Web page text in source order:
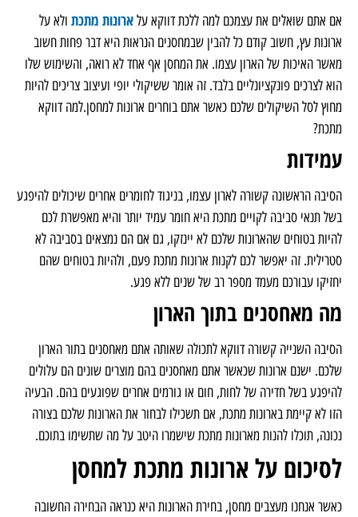
אם אתם שואלים את עצמכם למה ללכת דווקא עלארונות מתכת ולא על
ארונות עץ, חשוב קודם כל להבין שבמחסנים הנראות היא דבר פחות חשוב
מאשר האיכות של הארון עצמו. את המחסן אף אחד לא רואה, והשימוש שלו
הוא לצרכים פונקציונליים בלבד. זה אומר ששיקולי יופי ועיצוב צריכים להיות
מחוץ לסל השיקולים שלכם כאשר אתם בוחרים ארונות למחסן.למה דווקא
מתכת?
עמידות
הסיבה הראשונה קשורה לארון עצמו, בניגוד לחומרים אחרים שיכולים להיפגע
בשל תנאי סביבה לקויים מתכת היא חומר עמיד יותר והיא מאפשרת לכם
להיות בטוחים שהארונות שלכם לא יינזקו, גם אם הם נמצאים בסביבה לא
סטרילית. זה יאפשר לכם לקנות ארונות מתכת פעם, ולהיות בטוחים שהם
יחזיקו עבורכם מעמד מספר רב של שנים ללא פגע.
מה מאחסנים בתוך הארון
הסיבה השנייה קשורה דווקא לתכולה שאותה אתם מאחסנים בתור הארון
שלכם. ישנם ארונות שכאשר אתם מאחסנים בהם מוצרים שונים הם עלולים
להיפגע בשל חדירה של לחות, חום או גורמים אחרים שפוגעים בהם. הבעיה
הזו לא קיימת בארונות מתכת, אם תשכילו לבחור את הארונות שלכם בצורה
נכונה, תוכלו להנות מארונות מתכת שישמרו היטב על מה שתשימו בתוכם.
לסיכום על ארונות מתכת למחסן
כאשר אנחנו מעצבים מחסן, בחירת הארונות היא כנראה הבחירה החשובה